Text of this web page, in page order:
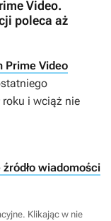
Video.
poleca aż
Prime Video
roku i wciąż nie
wiadomości
Klikając w nie